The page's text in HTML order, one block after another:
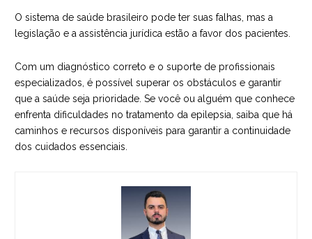
O sistema de saúde brasileiro pode ter suas falhas, mas a
legislação e a assistência jurídica estão a favor dos pacientes.
Com um diagnóstico correto e o suporte de profissionais
especializados, é possível superar os obstáculos e garantir
que a saúde seja prioridade. Se você ou alguém que conhece
enfrenta dificuldades no tratamento da epilepsia, saiba que há
caminhos e recursos disponíveis para garantir a continuidade
dos cuidados essenciais.